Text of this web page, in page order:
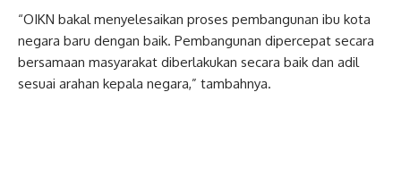
“OIKN bakal menyelesaikan proses pembangunan ibu kota
negara baru dengan baik. Pembangunan dipercepat secara
bersamaan masyarakat diberlakukan secara baik dan adil
sesuai arahan kepala negara,” tambahnya.